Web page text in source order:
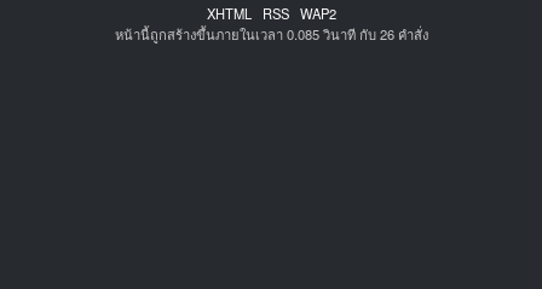
XHTML RSS WAP2
หน้านี้ถูกสร้างขึ้นภายในเวลา 0.085 วินาที กับ 26 คำสั่ง